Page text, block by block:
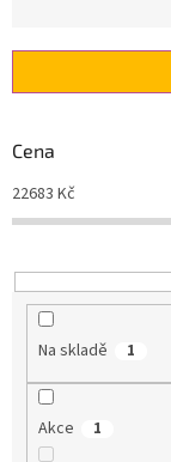
í
r
o
d
u
t
ů
Cena
22683 Kč
Na skladě 1
Akce 1